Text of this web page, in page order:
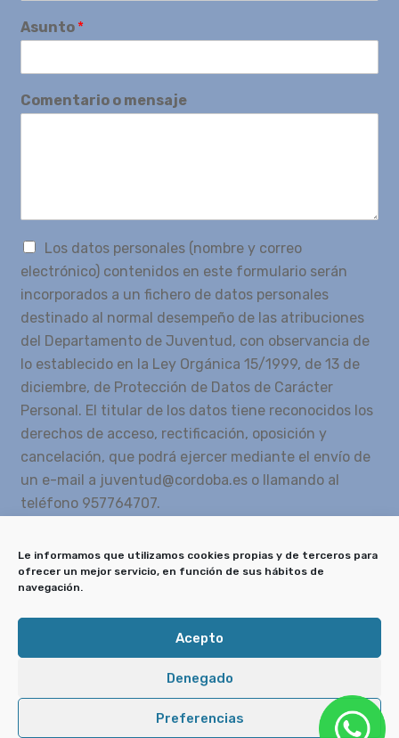
Le informamos que utilizamos cookies propias y de terceros para
ofrecer un mejor servicio, en función de sus hábitos de
navegación.
Acepto
Denegado
Preferencias
Asunto *
Comentario o mensaje
Los datos personales (nombre y correo
electrónico) contenidos en este formulario serán
incorporados a un fichero de datos personales
destinado al normal desempeño de las atribuciones
del Departamento de Juventud, con observancia de
lo establecido en la Ley Orgánica 15/1999, de 13 de
diciembre, de Protección de Datos de Carácter
Personal. El titular de los datos tiene reconocidos los
derechos de acceso, rectificación, oposición y
cancelación, que podrá ejercer mediante el envío de
un e-mail a juventud@cordoba.es o llamando al
teléfono 957764707.
10 * 2 =
Delegación de Juventud © Ayuntamiento de
Córdoba